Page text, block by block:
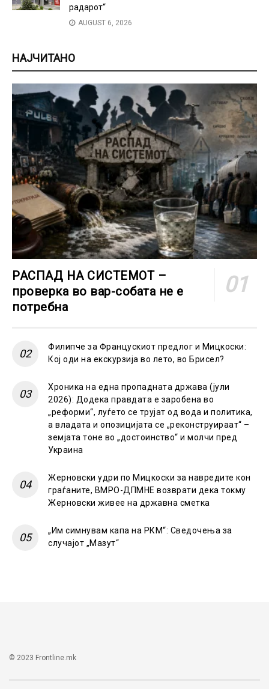
радарот“
AUGUST 6, 2026
НАЈЧИТАНО
РАСПАД НА СИСТЕМОТ –
проверка во вар-собата не е
потребна
Филипче за Францускиот предлог и Мицкоски:
Кој оди на екскурзија во лето, во Брисел?
Хроника на една пропадната држава (јули
2026): Додека правдата е заробена во
„реформи“, луѓето се трујат од вода и политика,
а владата и опозицијата се „реконструираат“ –
земјата тоне во „достоинство“ и молчи пред
Украина
Жерновски удри по Мицкоски за навредите кон
граѓаните, ВМРО-ДПМНЕ возврати дека токму
Жерновски живее на државна сметка
„Им симнувам капа на РКМ“: Сведочења за
случајот „Мазут“
© 2023 Frontline.mk